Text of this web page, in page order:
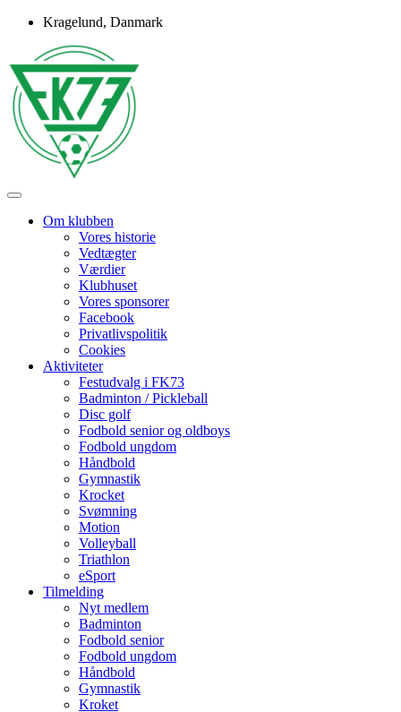
Skip
content
Kragelund, Danmark
FK73
Om klubben
Vores historie
Vedtægter
Værdier
Klubhuset
Vores sponsorer
Facebook
Privatlivspolitik
Cookies
Aktiviteter
Festudvalg i FK73
Badminton / Pickleball
Disc golf
Fodbold senior og oldboys
Fodbold ungdom
Håndbold
Gymnastik
Krocket
Svømning
Motion
Volleyball
Triathlon
eSport
Tilmelding
Nyt medlem
Badminton
Fodbold senior
Fodbold ungdom
Håndbold
Gymnastik
Kroket